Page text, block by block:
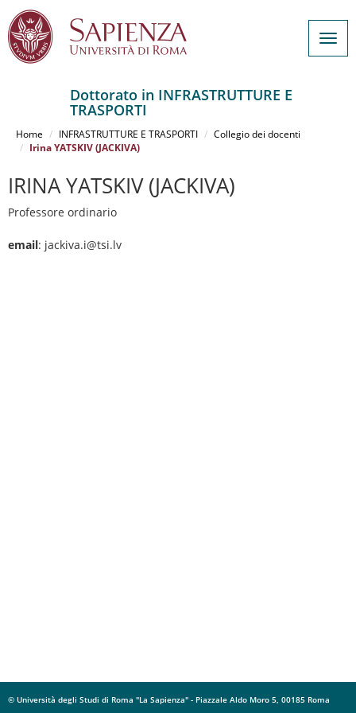
contenuto
Dottorato in INFRASTRUTTURE E
TRASPORTI
Home INFRASTRUTTURE E TRASPORTI
Collegio dei docenti
Irina YATSKIV (JACKIVA)
IRINA YATSKIV (JACKIVA)
Professore ordinario
email: jackiva.i@tsi.lv
© Università degli Studi di Roma "La Sapienza" - Piazzale Aldo Moro 5, 00185 Roma